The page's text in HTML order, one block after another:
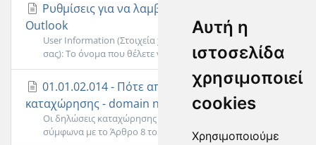
Αυτή η
ιστοσελίδα
χρησιμοποιεί
cookies
Χρησιμοποιούμε
Ρυθμίσεις για να λαμβάνετε τα e- mail σας με
Outlook
User Information (Στοιχεία χρήστη)Your Name (Το όνομά
σας): Το όνομα που θέλετε να εμφανίζεται...
01.01.02.014 - Πότε απορρίπτεται μια δήλωση
καταχώρησης - domain name .gr;
Οι δηλώσεις καταχώρησης που θεωρούνται ανυπόστατες
σύμφωνα με το Άρθρο 8 του Κανονισμού...